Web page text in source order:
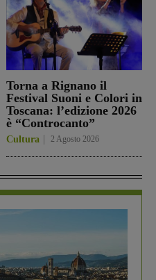
Torna a Rignano il
Festival Suoni e Colori in
Toscana: l’edizione 2026
è “Controcanto”
Cultura 2 Agosto 2026